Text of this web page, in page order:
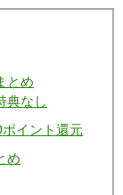
とめ
典なし
イント還元
め